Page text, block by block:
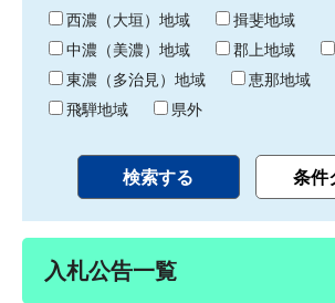
り 西濃（大垣）地域
揖斐地域
中濃（美濃）地域
郡上地域
東濃（多治見）地域
恵那地域
飛騨地域
県外
入札公告一覧